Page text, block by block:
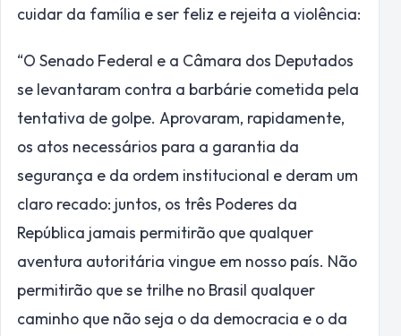
cuidar da família e ser feliz e rejeita a violência:
“O Senado Federal e a Câmara dos Deputados
se levantaram contra a barbárie cometida pela
tentativa de golpe. Aprovaram, rapidamente,
os atos necessários para a garantia da
segurança e da ordem institucional e deram um
claro recado: juntos, os três Poderes da
República jamais permitirão que qualquer
aventura autoritária vingue em nosso país. Não
permitirão que se trilhe no Brasil qualquer
caminho que não seja o da democracia e o da